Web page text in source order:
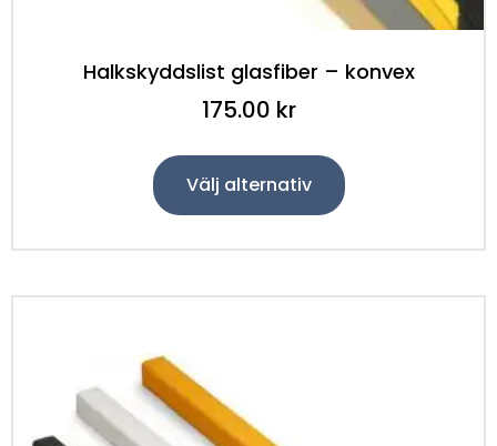
Halkskyddslist glasfiber – konvex
175.00 kr
Välj alternativ